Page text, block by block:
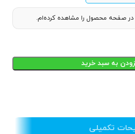
در صفحه محصول را مشاهده کرده‌ام.
به سبد خرید
تکمیلی